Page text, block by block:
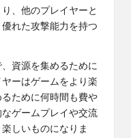
、他のプレイヤーと
れた攻撃能力を持つ
資源を集めるために
ーはゲームをより楽
ために何時間も費や
ゲームプレイや交流
しいものになりま